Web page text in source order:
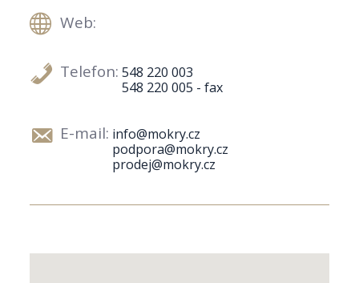
Web:
Telefon: 548 220 003
548 220 005 - fax
E-mail: info@mokry.cz
podpora@mokry.cz
prodej@mokry.cz